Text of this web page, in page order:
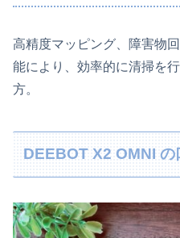
高精度マッピング、障害物
能により、効率的に清掃を
方。
DEEBOT X2 OMNI の